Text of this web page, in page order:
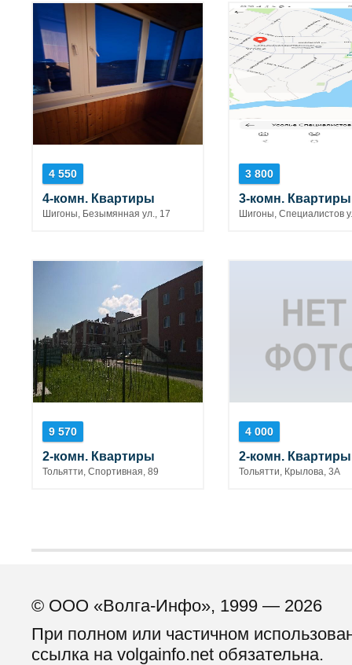
4 550
4-комн. Квартиры
Шигоны, Безымянная ул., 17
3 800
3-комн. Квартиры
Шигоны, Специалистов
9 570
2-комн. Квартиры
Тольятти, Спортивная, 89
4 000
2-комн. Квартиры
Тольятти, Крылова, 3А
© ООО «Волга-Инфо», 1999 — 2026
При полном или частичном
ссылка на volgainfo.net обязательна.